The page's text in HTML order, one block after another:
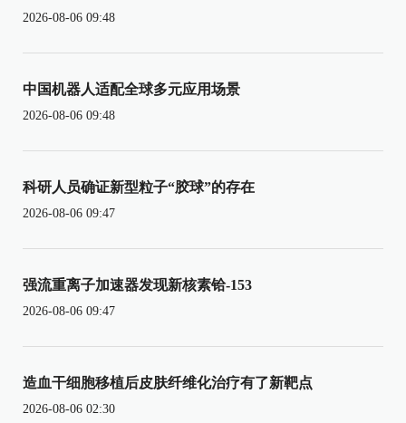
2026-08-06 09:48
中国机器人适配全球多元应用场景
2026-08-06 09:48
科研人员确证新型粒子“胶球”的存在
2026-08-06 09:47
强流重离子加速器发现新核素铪-153
2026-08-06 09:47
造血干细胞移植后皮肤纤维化治疗有了新靶点
2026-08-06 02:30